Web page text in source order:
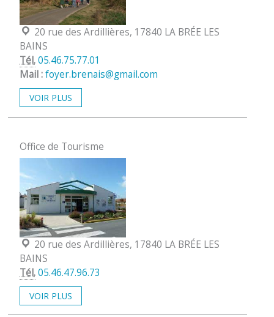
Localisation :
20 rue des Ardillières, 17840 LA BRÉE LES
BAINS
Tél.05.46.75.77.01
Mail :foyer.brenais@gmail.com
VOIR PLUS
Office de Tourisme
Localisation :
20 rue des Ardillières, 17840 LA BRÉE LES
BAINS
Tél.05.46.47.96.73
VOIR PLUS